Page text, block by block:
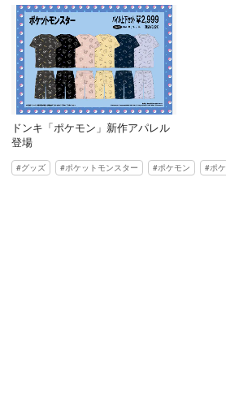
ドンキ「ポケモン」新作アパレル
登場
グッズ ポケットモンスター ポケモン ポ